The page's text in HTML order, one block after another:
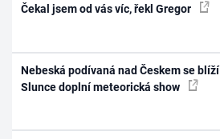
Čekal jsem od vás víc, řekl Gregor
Nebeská podívaná nad Českem se
Slunce doplní meteorická show